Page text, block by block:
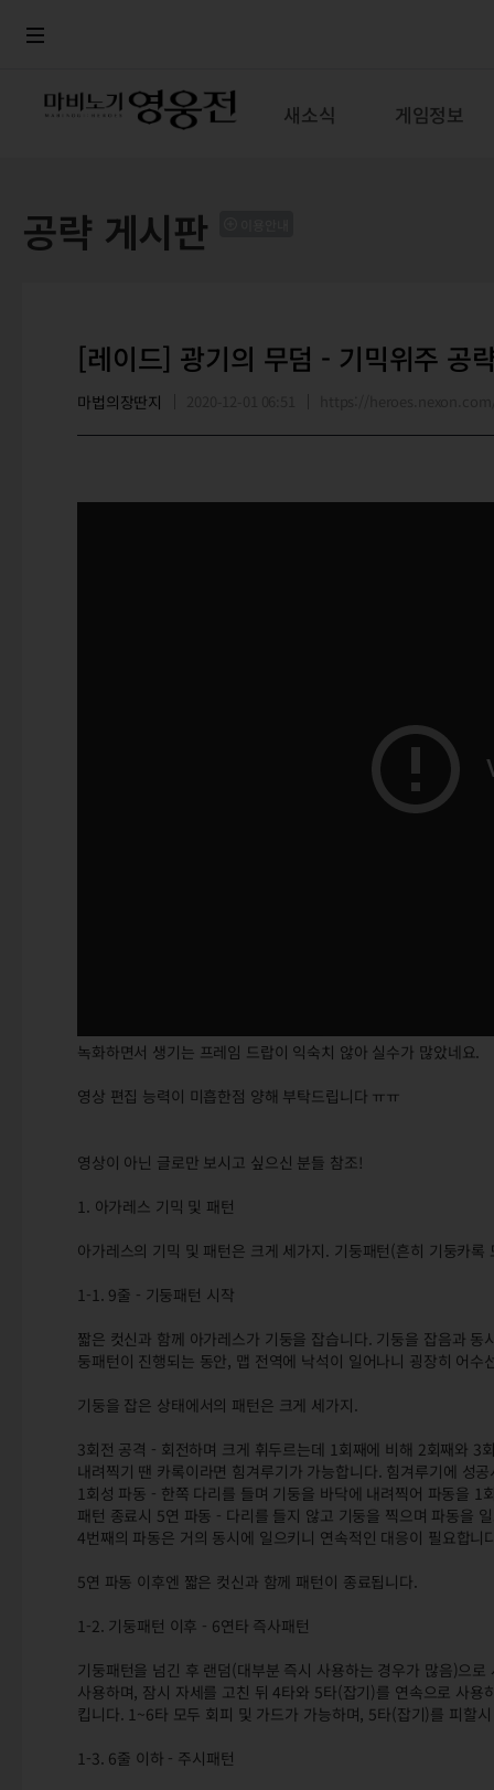
새소식 게임정보
공략 게시판
[레이드] 광기의 무덤 - 기믹위주 공
마법의장딴지
녹화하면서 생기는 프레임 드랍이 익숙치 않아 실수가 많았네요.
영상 편집 능력이 미흡한점 양해 부탁드립니다 ㅠㅠ
영상이 아닌 글로만 보시고 싶으신 분들 참조!
1. 아가레스 기믹 및 패턴
아가레스의 기믹 및 패턴은 크게 세가지. 기둥패턴(흔히 기둥카
1-1. 9줄 - 기둥패턴 시작
짧은 컷신과 함께 아가레스가 기둥을 잡습니다. 기둥을 잡음과
둥패턴이 진행되는 동안, 맵 전역에 낙석이 일어나니 굉장히 어수
기둥을 잡은 상태에서의 패턴은 크게 세가지.
3회전 공격 - 회전하며 크게 휘두르는데 1회째에 비해 2회째와 3
내려찍기 땐 카록이라면 힘겨루기가 가능합니다. 힘겨루기에 성
1회성 파동 - 한쪽 다리를 들며 기둥을 바닥에 내려찍어 파동을 1
패턴 종료시 5연 파동 - 다리를 들지 않고 기둥을 찍으며 파동을
4번째의 파동은 거의 동시에 일으키니 연속적인 대응이 필요합
5연 파동 이후엔 짧은 컷신과 함께 패턴이 종료됩니다.
1-2. 기둥패턴 이후 - 6연타 즉사패턴
기둥패턴을 넘긴 후 랜덤(대부분 즉시 사용하는 경우가 많음)으
사용하며, 잠시 자세를 고친 뒤 4타와 5타(잡기)를 연속으로 사
킵니다. 1~6타 모두 회피 및 가드가 가능하며, 5타(잡기)를 피할
1-3. 6줄 이하 - 주시패턴